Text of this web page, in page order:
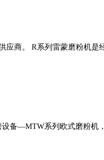
商。 R系列雷蒙磨粉机
备—MTW系列欧式磨粉机